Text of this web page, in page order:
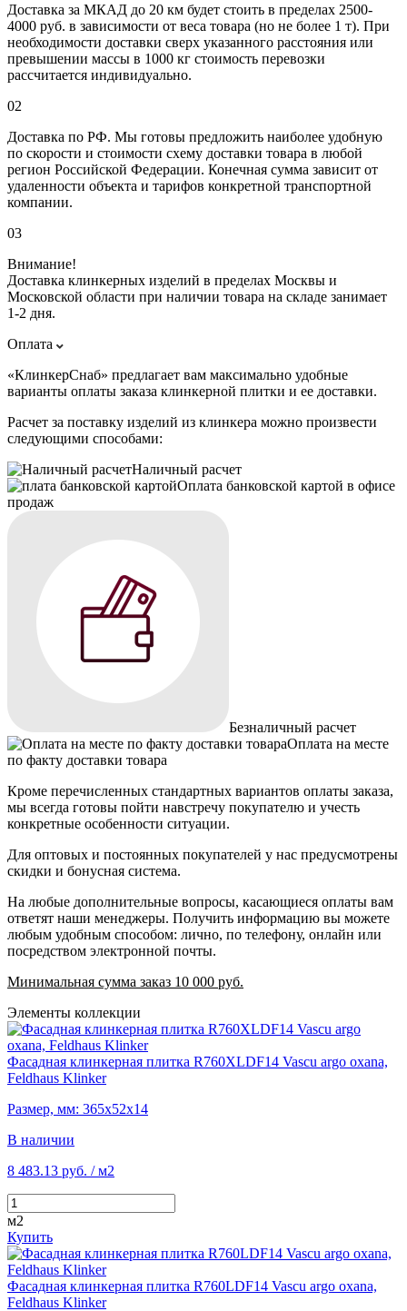
Доставка за МКАД до 20 км будет стоить в пределах 2500-
4000 руб. в зависимости от веса товара (но не более 1 т). При
необходимости доставки сверх указанного расстояния или
превышении массы в 1000 кг стоимость перевозки
рассчитается индивидуально.
02
Доставка по РФ. Мы готовы предложить наиболее удобную
по скорости и стоимости схему доставки товара в любой
регион Российской Федерации. Конечная сумма зависит от
удаленности объекта и тарифов конкретной транспортной
компании.
03
Внимание!
Доставка клинкерных изделий в пределах Москвы и
Московской области при наличии товара на складе занимает
1-2 дня.
Оплата
«КлинкерСнаб» предлагает вам максимально удобные
варианты оплаты заказа клинкерной плитки и ее доставки.
Расчет за поставку изделий из клинкера можно произвести
следующими способами:
Наличный расчет
Оплата банковской картой в офисе
продаж
Безналичный расчет
Оплата на месте
по факту доставки товара
Кроме перечисленных стандартных вариантов оплаты заказа,
мы всегда готовы пойти навстречу покупателю и учесть
конкретные особенности ситуации.
Для оптовых и постоянных покупателей у нас предусмотрены
скидки и бонусная система.
На любые дополнительные вопросы, касающиеся оплаты вам
ответят наши менеджеры. Получить информацию вы можете
любым удобным способом: лично, по телефону, онлайн или
посредством электронной почты.
Минимальная сумма заказ 10 000 руб.
Элементы коллекции
Фасадная клинкерная плитка R760XLDF14 Vascu argo oxana,
Feldhaus Klinker
Размер, мм: 365х52х14
В наличии
8 483.13 руб. / м2
м2
Купить
Фасадная клинкерная плитка R760LDF14 Vascu argo oxana,
Feldhaus Klinker